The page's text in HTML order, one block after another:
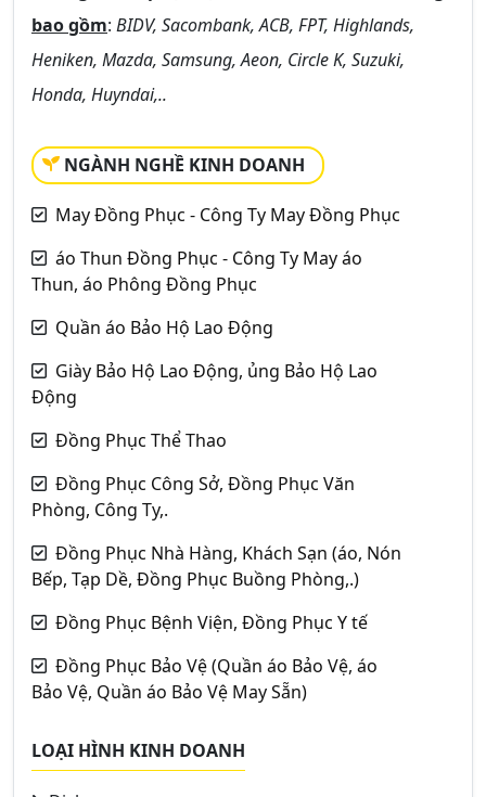
bao gồm: BIDV, Sacombank, ACB, FPT, Highlands,
Heniken, Mazda, Samsung, Aeon, Circle K, Suzuki,
Honda, Huyndai,..
NGÀNH NGHỀ KINH DOANH
May Đồng Phục - Công Ty May Đồng Phục
áo Thun Đồng Phục - Công Ty May áo
Thun, áo Phông Đồng Phục
Quần áo Bảo Hộ Lao Động
Giày Bảo Hộ Lao Động, ủng Bảo Hộ Lao
Động
Đồng Phục Thể Thao
Đồng Phục Công Sở, Đồng Phục Văn
Phòng, Công Ty,.
Đồng Phục Nhà Hàng, Khách Sạn (áo, Nón
Bếp, Tạp Dề, Đồng Phục Buồng Phòng,.)
Đồng Phục Bệnh Viện, Đồng Phục Y tế
Đồng Phục Bảo Vệ (Quần áo Bảo Vệ, áo
Bảo Vệ, Quần áo Bảo Vệ May Sẵn)
LOẠI HÌNH KINH DOANH